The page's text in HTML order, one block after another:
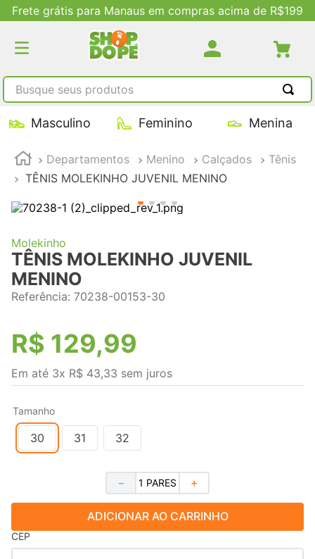
Frete grátis para Manaus em compras acima de R$199
Busque seus produtos
Masculino Feminino Menina
Departamentos Menino Calçados
Tênis
TÊNIS MOLEKINHO JUVENIL MENINO
Molekinho
TÊNIS MOLEKINHO JUVENIL
MENINO
Referência: 70238-00153-30
R$ 129,99
Em até 3x R$ 43,33 sem juros
Tamanho
30 31 32
＋
－
ADICIONAR AO CARRINHO
CEP
TERMOS MAIS BUSCADOS
2
tenis feminino
4º
adidas
5
º tenis